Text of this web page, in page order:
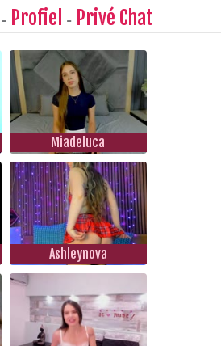
- Profiel - Privé Chat
Miadeluca
Ashleynova